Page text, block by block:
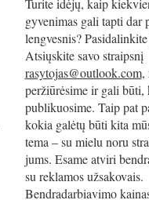
Turite idėjų, kaip
gyvenimas gali tapti dar
lengvesnis?
Atsiųskite savo straipsnį
rasytojas@outlook.com,
peržiūrėsime ir gali būti,
publikuosime. Taip pat
kokia galėtų būti kita
tema – su mielu noru
jums. Esame atviri
su reklamos užsakovais.
Bendradarbiavimo